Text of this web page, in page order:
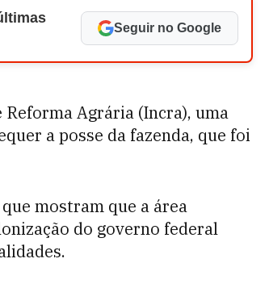
Seguir no Google
Agrária (Incra), uma
a posse da fazenda, que foi
mostram que a área
do governo federal